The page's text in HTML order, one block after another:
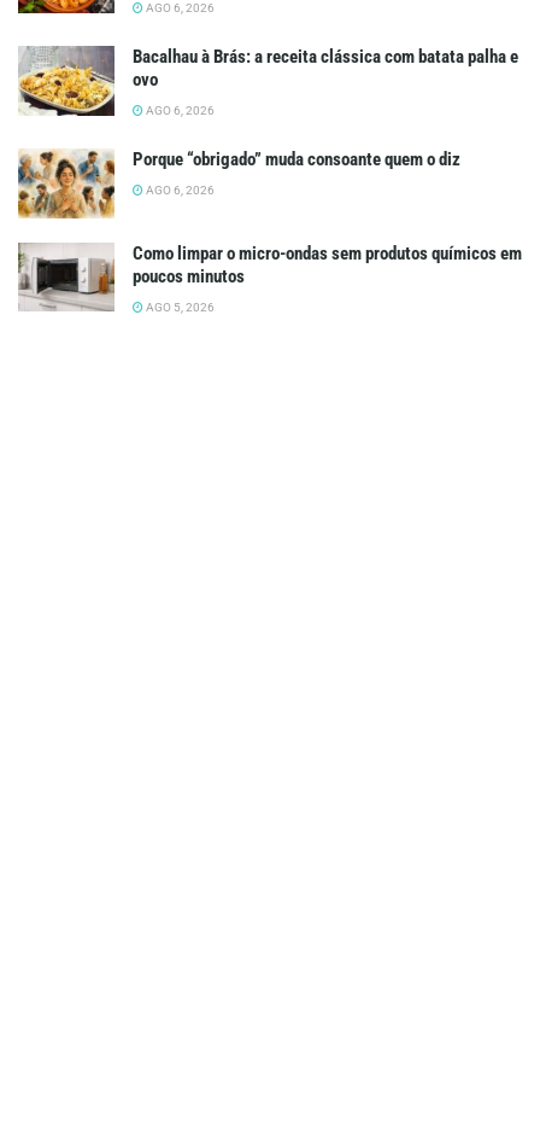
AGO 6, 2026
Bacalhau à Brás: a receita clássica com batata palha e
ovo
AGO 6, 2026
Porque “obrigado” muda consoante quem o diz
AGO 6, 2026
Como limpar o micro-ondas sem produtos químicos em
poucos minutos
AGO 5, 2026